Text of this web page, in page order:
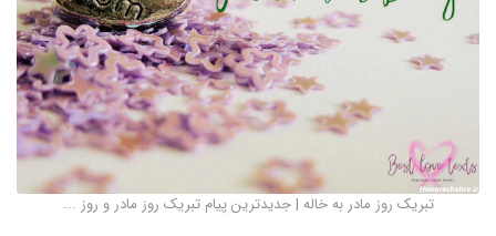
تبریک روز مادر به خاله | جدیدترین پیام تبریک روز مادر و روز ...